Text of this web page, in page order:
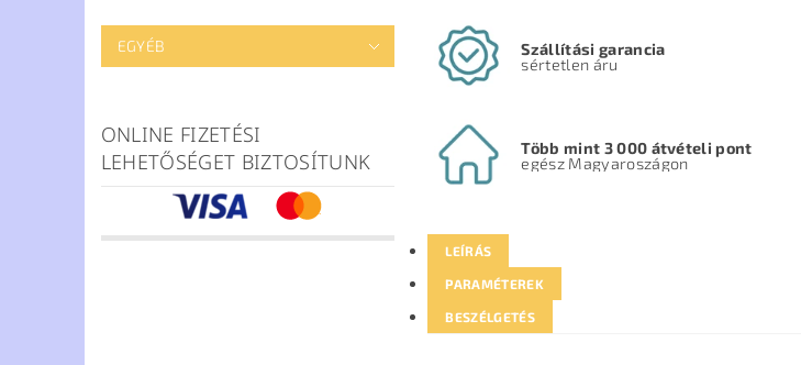
EGYÉB
ONLINE FIZETÉSI
LEHETŐSÉGET BIZTOSÍTUNK
Szállítási garancia
sértetlen áru
Több mint 3 000 átvételi pont
egész Magyaroszágon
LEÍRÁS
PARAMÉTEREK
BESZÉLGETÉS